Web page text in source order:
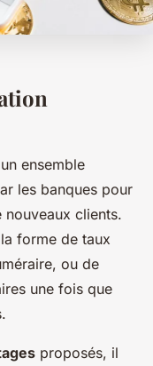
ensemble
les banques pour
nouveaux clients.
forme de taux
ou de
une fois que
proposés, il